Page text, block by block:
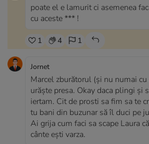
poate el e lamurit ci asemenea
cu aceste *** !
1 4 1
Jornet
Marcel zburătorul (și nu numai
urăște presa. Okay daca plingi și
iertam. Cit de prosti sa fim sa te
tu bani din buzunar să îl duci pe
Ai grija cum faci sa scape Laura
cânte ești varza.